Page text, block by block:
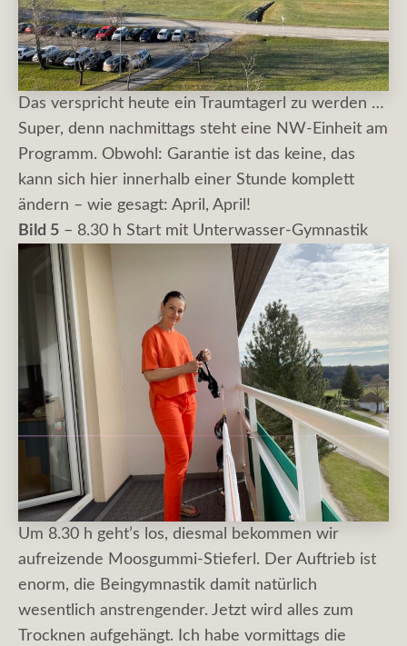
Das verspricht heute ein Traumtagerl zu werden …
Super, denn nachmittags steht eine NW-Einheit am
Programm. Obwohl: Garantie ist das keine, das
kann sich hier innerhalb einer Stunde komplett
ändern – wie gesagt: April, April!
Bild 5 – 8.30 h Start mit Unterwasser-Gymnastik
Um 8.30 h geht’s los, diesmal bekommen wir
aufreizende Moosgummi-Stieferl. Der Auftrieb ist
enorm, die Beingymnastik damit natürlich
wesentlich anstrengender. Jetzt wird alles zum
Trocknen aufgehängt. Ich habe vormittags die